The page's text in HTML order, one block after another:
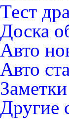
Тест
Доска
Авто
Авто
Другие